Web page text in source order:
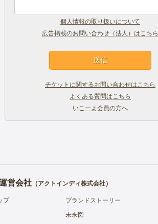
個人情報の取り扱いについて
広告掲載のお問い合わせ（法人）はこちら
チケットに関するお問い合わせはこちら
よくある質問はこちら
いこーよ会員の方へ
営会社（アクトインディ株式会社）
プ
ブランドストーリー
未来図